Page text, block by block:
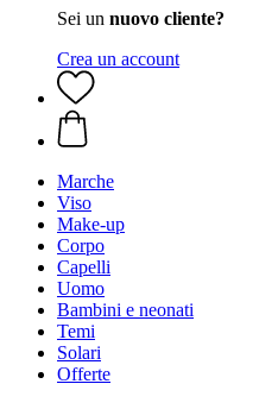
Sei un nuovo cliente?
Crea un account
Marche
Viso
Make-up
Corpo
Capelli
Uomo
Bambini e neonati
Temi
Solari
Offerte